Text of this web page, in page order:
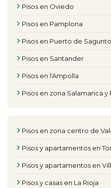
Pisos en Oviedo
Pisos en Pamplona
Pisos en Puerto de Sagunto
Pisos en Santander
Pisos en l'Ampolla
Pisos en zona Salamanca
Pisos en zona centro de
Pisos y apartamentos en
Pisos y apartamentos en
Pisos y casas en La Rioja